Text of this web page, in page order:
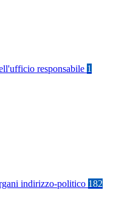
responsabile 1
indirizzo-politico 182